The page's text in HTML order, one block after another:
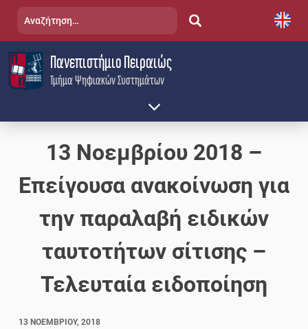
content
Τμήμα Ψηφιακών Συστημάτων
Πανεπιστήμιο Πειραιώς
Αναζήτηση
13 Νοεμβρίου 2018 –
Επείγουσα ανακοίνωση για
την παραλαβή ειδικών
ταυτοτήτων σίτισης –
Τελευταία ειδοποίηση
13 ΝΟΕΜΒΡΊΟΥ, 2018